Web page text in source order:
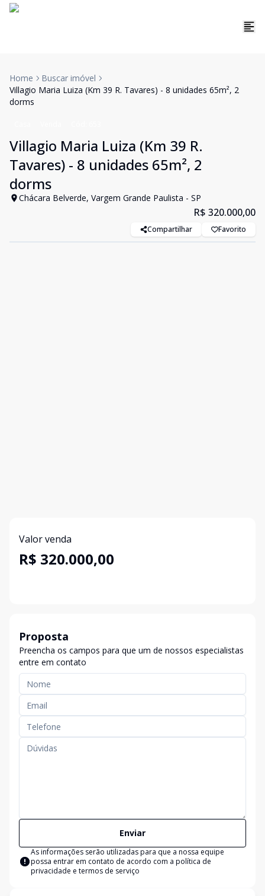
Home
Buscar imóvel
Villagio Maria Luiza (Km 39 R. Tavares) - 8 unidades 65m², 2
dorms
Villagio Maria Luiza (Km 39 R.
Tavares) - 8 unidades 65m², 2
dorms
Chácara Belverde, Vargem Grande Paulista - SP
R$ 320.000,00
Compartilhar Favorito
Valor venda
R$ 320.000,00
Proposta
Preencha os campos para que um de nossos especialistas
entre em contato
Enviar
As informações serão utilizadas para que a nossa equipe
possa entrar em contato de acordo com a política de
privacidade e termos de serviço